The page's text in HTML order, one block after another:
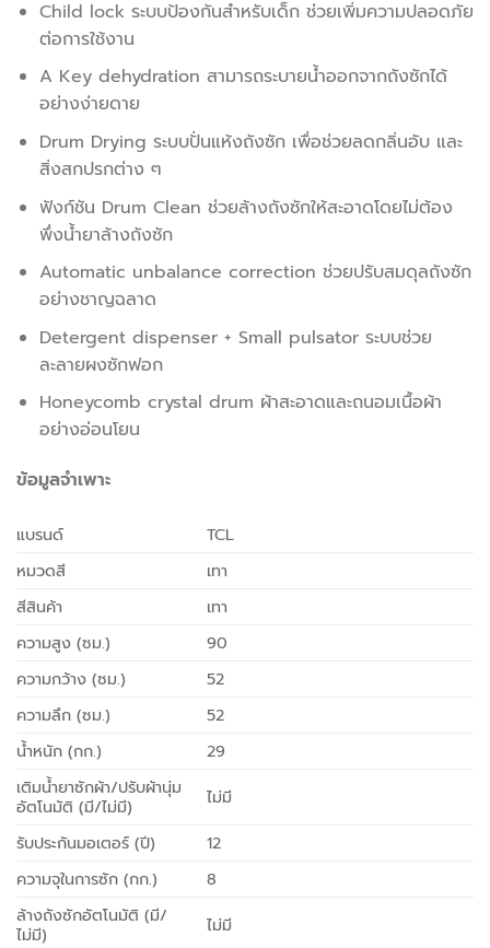
Child lock ระบบป้องกันสำหรับเด็ก ช่วยเพิ่มความปลอดภัย
ต่อการใช้งาน
A Key dehydration สามารถระบายน้ำออกจากถังซักได้
อย่างง่ายดาย
Drum Drying ระบบปั่นแห้งถังซัก เพื่อช่วยลดกลิ่นอับ และ
สิ่งสกปรกต่าง ๆ
ฟังก์ชัน Drum Clean ช่วยล้างถังซักให้สะอาดโดยไม่ต้อง
พึ่งน้ำยาล้างถังซัก
Automatic unbalance correction ช่วยปรับสมดุลถังซัก
อย่างชาญฉลาด
Detergent dispenser + Small pulsator ระบบช่วย
ละลายผงซักฟอก
Honeycomb crystal drum ผ้าสะอาดและถนอมเนื้อผ้า
อย่างอ่อนโยน
ข้อมูลจำเพาะ
แบรนด์
TCL
หมวดสี
เทา
สีสินค้า
เทา
ความสูง (ซม.)
90
ความกว้าง (ซม.)
52
ความลึก (ซม.)
52
น้ำหนัก (กก.)
29
เติมน้ำยาซักผ้า/ปรับผ้านุ่ม
อัตโนมัติ (มี/ไม่มี)
ไม่มี
รับประกันมอเตอร์ (ปี)
12
ความจุในการซัก (กก.)
8
ล้างถังซักอัตโนมัติ (มี/
ไม่มี)
ไม่มี